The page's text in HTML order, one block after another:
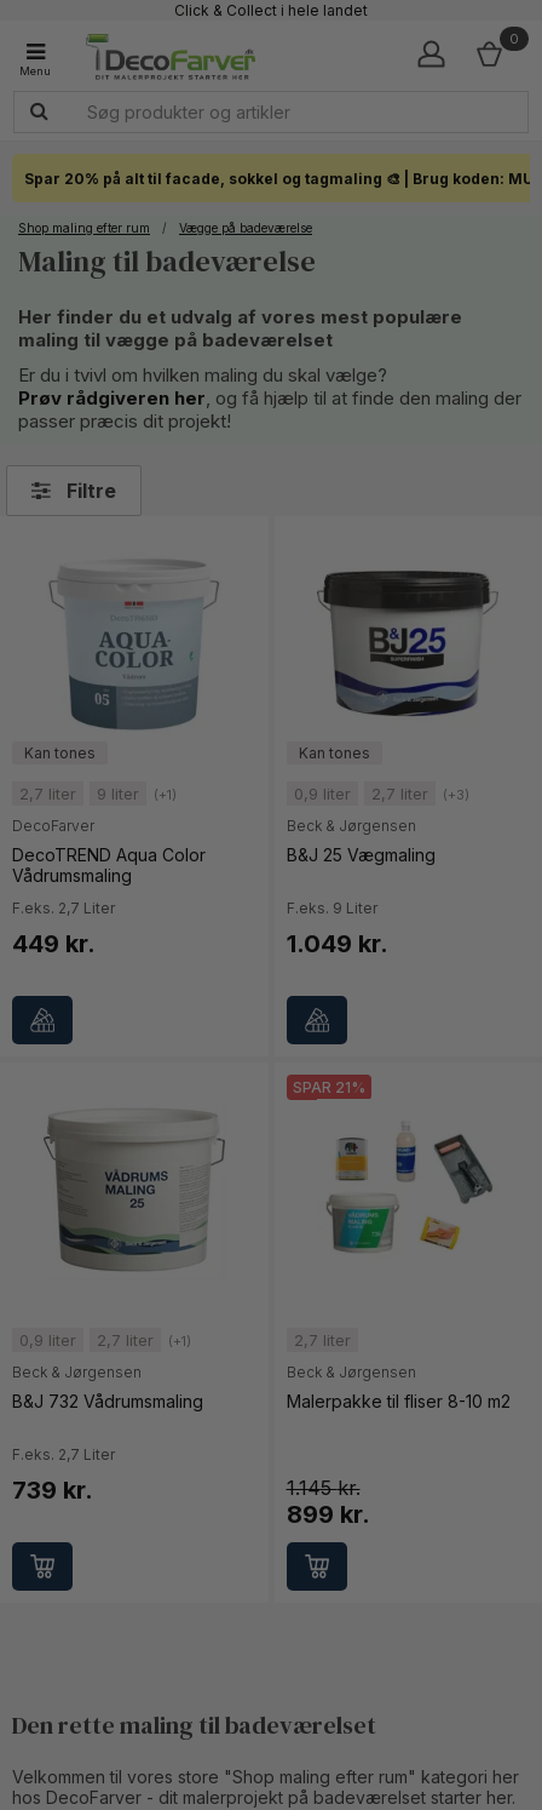
Click & Collect i hele landet
0
Spar 20% på alt til facade, sokkel og tagmaling 🎨 | Brug koden:
Shop maling efter rum / Vægge på badeværelse
Maling til badeværelse
Her finder du et udvalg af vores mest populære
maling til vægge på badeværelset
Er du i tvivl om hvilken maling du skal vælge?
Prøv rådgiveren her, og få hjælp til at finde den maling der
passer præcis dit projekt!
Filtre
2,7 liter 9 liter (+1)
DecoFarver
DecoTREND Aqua Color
Vådrumsmaling
F.eks. 2,7 Liter
449 kr.
0,9 liter 2,7 liter (+3)
Beck & Jørgensen
B&J 25 Vægmaling
F.eks. 9 Liter
1.049 kr.
0,9 liter 2,7 liter (+1)
Beck & Jørgensen
B&J 732 Vådrumsmaling
F.eks. 2,7 Liter
739 kr.
SPAR 21%
2,7 liter
Beck & Jørgensen
Malerpakke til fliser 8-10 m2
1.145
899 kr.
Den rette maling til badeværelset
Velkommen til vores store "Shop maling efter rum" kategori her
hos DecoFarver - dit malerprojekt på badeværelset starter her.